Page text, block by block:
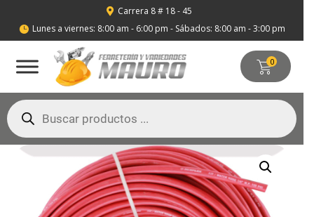
 Carrera 8 # 18 - 45
 Lunes a viernes: 8:00 am - 6:00 pm - Sábados: 8:00 am - 3:00 pm
0
Búsqueda
de
productos